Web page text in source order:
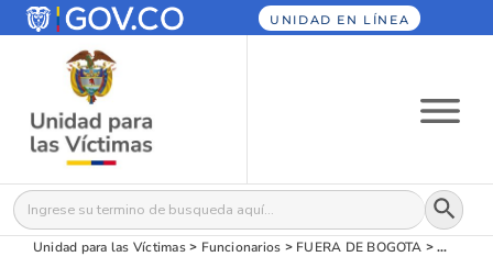
UNIDAD EN LÍNEA
Buscar: Botón
Unidad para las Víctimas> Funcionarios > FUERA DE BOGOTA >Wilmer